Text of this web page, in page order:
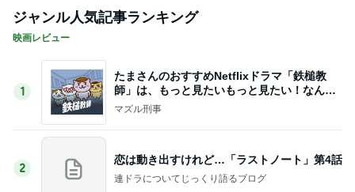
3
『あなたが猟奇殺人犯を裁く日』 被告人の
一挙手一投足が目の前に浮かぶリアルさ
むぅびぃ・とりっぷ
4
スペインバスクからこんにちは！診療日記＆
日常エピソード106
水谷孝のブログ「つれづれなるままに」